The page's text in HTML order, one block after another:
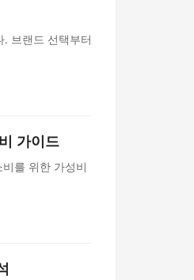
브랜드 선택부터
가이드
를 위한 가성비